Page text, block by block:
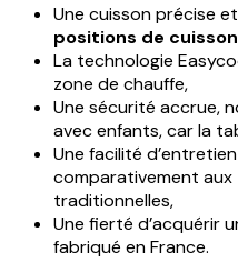
Une cuisson précise
positions de cuisson
La technologie
zone de chauffe,
Une sécurité accrue,
avec enfants, car la
Une facilité
comparativement
traditionnelles,
Une fierté d’acquérir
fabriqué en France.